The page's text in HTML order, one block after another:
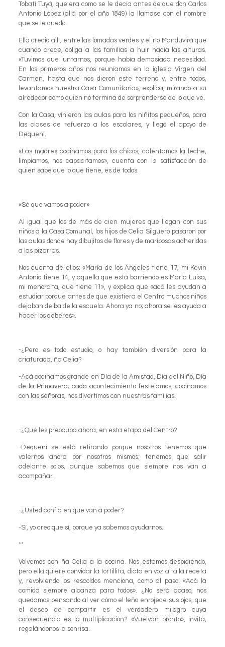
Tobatí Tuyá, que era como se le decía antes de que don Carlos
Antonio López (allá por el año 1849) la llamase con el nombre
que se le quedó.
Ella creció allí, entre las lomadas verdes y el río Manduvirá que
cuando crece, obliga a las familias a huir hacia las alturas.
«Tuvimos que juntarnos, porque había demasiada necesidad.
En los primeros años nos reuníamos en la iglesia Virgen del
Carmen, hasta que nos dieron este terreno y, entre todos,
levantamos nuestra Casa Comunitaria», explica, mirando a su
alrededor como quien no termina de sorprenderse de lo que ve.
Con la Casa, vinieron las aulas para los niñitos pequeños, para
las clases de refuerzo a los escolares, y llegó el apoyo de
Dequení.
«Las madres cocinamos para los chicos, calentamos la leche,
limpiamos, nos capacitamos», cuenta con la satisfacción de
quien sabe que lo que tiene, es de todos.
«Sé que vamos a poder»
Al igual que los de más de cien mujeres que llegan con sus
niños a la Casa Comunal, los hijos de Celia Silguero pasaron por
las aulas donde hay dibujitos de flores y de mariposas adheridas
a las pizarras.
Nos cuenta de ellos: «María de los Ángeles tiene 17, mi Kevin
Antonio tiene 14, y aquella que está barriendo es María Luisa,
mi menorcita, que tiene 11», y explica que «acá les ayudan a
estudiar porque antes de que existiera el Centro muchos niños
dejaban de balde la escuela. Ahora ya no; ahora se les ayuda a
hacer los deberes».
-¿Pero es todo estudio, o hay también diversión para la
criaturada, ña Celia?
-Acá cocinamos grande en Día de la Amistad, Día del Niño, Día
de la Primavera; cada acontecimiento festejamos, cocinamos
con las señoras, nos divertimos con nuestras familias.
-¿Qué les preocupa ahora, en esta etapa del Centro?
-Dequení se está retirando porque nosotros tenemos que
valernos ahora por nosotros mismos; tenemos que salir
adelante solos, aunque sabemos que siempre nos van a
acompañar.
-¿Usted confía en que van a poder?
-Sí, yo creo que sí, porque ya sabemos ayudarnos.
**
Volvemos con ña Celia a la cocina. Nos estamos despidiendo,
pero ella quiere convidar la tortillita, dicta en voz alta la receta
y, revolviendo los rescoldos menciona, como al paso: «Acá la
comida siempre alcanza para todos». ¿No será acaso, nos
quedamos pensando al ver cómo el leño enrojece sus ojos, que
el deseo de compartir es el verdadero milagro cuya
consecuencia es la multiplicación? «Vuelvan pronto», invita,
regalándonos la sonrisa.